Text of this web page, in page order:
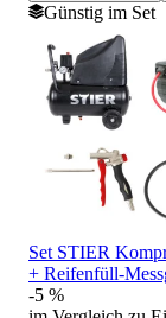
Günstig im Set
Set STIER
+ Reifenfüll-
-5 %